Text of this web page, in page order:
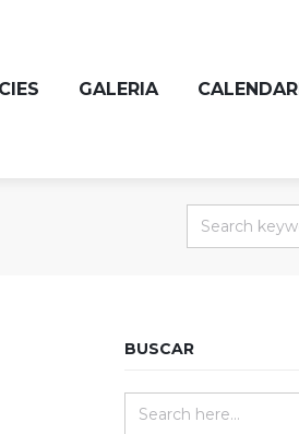
GALERIA
BUSCAR